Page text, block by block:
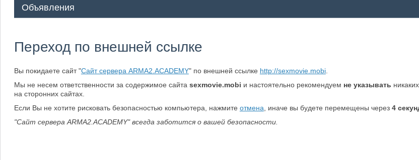
Объявления
Переход по внешней ссылке
Вы покидаете сайт "Сайт сервера ARMA2.ACADEMY" по внешней ссылке http://sexmovie.mobi.
Мы не несем ответственности за содержимое сайта sexmovie.mobi и настоятельно рекомендуем не указывать
на сторонних сайтах.
Если Вы не хотите рисковать безопасностью компьютера, нажмите отмена , иначе вы будете перемещены через 4
"Сайт сервера ARMA2.ACADEMY" всегда заботится о вашей безопасности.